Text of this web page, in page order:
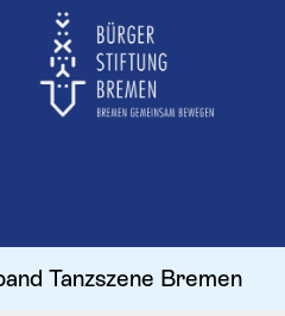
Tanzszene Bremen